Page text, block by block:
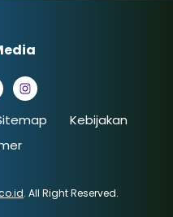
Kebijakan
. All Right Reserved.